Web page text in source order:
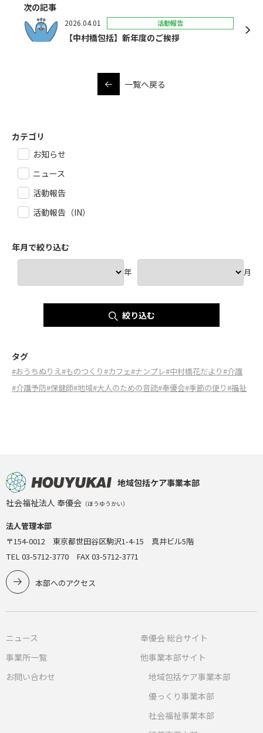
次の記事
2026.04.01 活動報告
【中村橋包括】新年度のご挨拶
一覧へ戻る
カテゴリ
お知らせ
ニュース
活動報告
活動報告（IN）
年月で絞り込む
年 月
絞り込む
タグ
#おうちぬりえ #ものつくり#カフェ#ナンプレ#中村橋花だより#介護
#介護予防#保健師#地域#大人のための音読#奉優会#季節の便り#福祉
地域包括ケア事業本部
社会福祉法人 奉優会 （ほうゆうかい）
法人管理本部
〒154-0012 東京都世田谷区駒沢1-4-15 真井ビル5階
TEL 03-5712-3770 FAX 03-5712-3771
本部へのアクセス
ニュース
事業所一覧
お問い合わせ
奉優会 総合サイト
他事業本部サイト
地域包括ケア事業本部
優っくり事業本部
社会福祉事業本部